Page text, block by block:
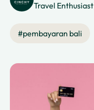
Travel Enthusiast
#pembayaran bali